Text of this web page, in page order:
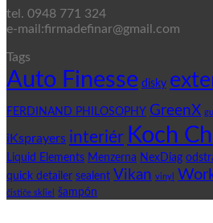
tel. 0948 771 324
e-mail:firmadefinar@gmail.com
Tags
Auto Finesse disky
FERDINAND PHILOSOPHY GreenX
iKsprayers interiér Koch
Liquid Elements Menzerna NexDiag
quick detailer sealent Vikan vinyl
čističe skliel
šampón